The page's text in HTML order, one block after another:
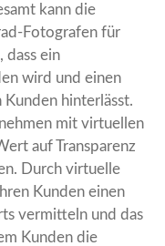
kann die
Fotografen für
dass ein
wird und einen
hinterlässt.
mit virtuellen
auf Transparenz
Durch virtuelle
Kunden einen
vermitteln und das
Kunden die